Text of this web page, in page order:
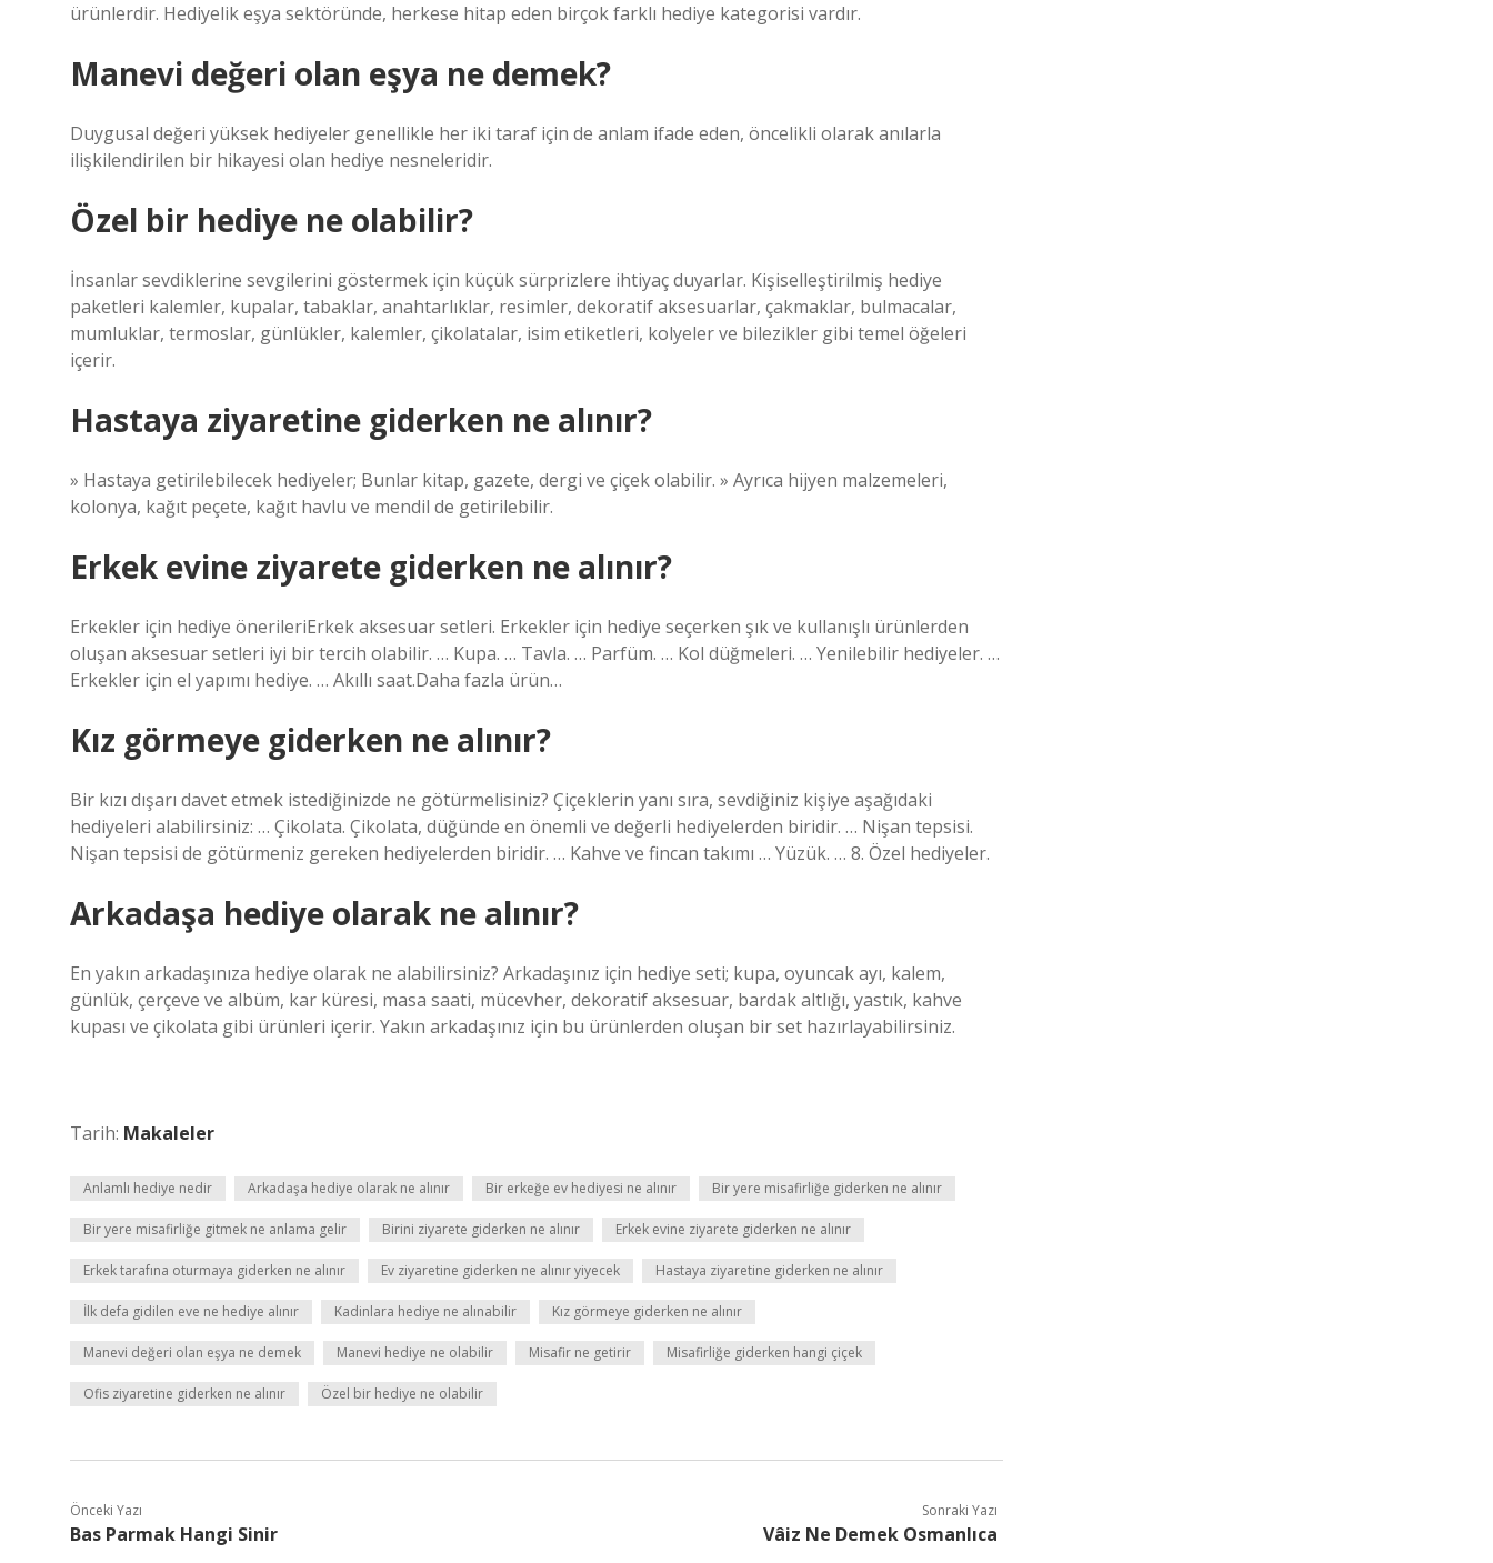
ürünlerdir. Hediyelik eşya sektöründe, herkese hitap eden birçok farklı hediye kategorisi vardır.
Manevi değeri olan eşya ne demek?
Duygusal değeri yüksek hediyeler genellikle her iki taraf için de anlam ifade eden, öncelikli olarak anılarla
ilişkilendirilen bir hikayesi olan hediye nesneleridir.
Özel bir hediye ne olabilir?
İnsanlar sevdiklerine sevgilerini göstermek için küçük sürprizlere ihtiyaç duyarlar. Kişiselleştirilmiş hediye
paketleri kalemler, kupalar, tabaklar, anahtarlıklar, resimler, dekoratif aksesuarlar, çakmaklar, bulmacalar,
mumluklar, termoslar, günlükler, kalemler, çikolatalar, isim etiketleri, kolyeler ve bilezikler gibi temel öğeleri
içerir.
Hastaya ziyaretine giderken ne alınır?
» Hastaya getirilebilecek hediyeler; Bunlar kitap, gazete, dergi ve çiçek olabilir. » Ayrıca hijyen malzemeleri,
kolonya, kağıt peçete, kağıt havlu ve mendil de getirilebilir.
Erkek evine ziyarete giderken ne alınır?
Erkekler için hediye önerileriErkek aksesuar setleri. Erkekler için hediye seçerken şık ve kullanışlı ürünlerden
oluşan aksesuar setleri iyi bir tercih olabilir. … Kupa. … Tavla. … Parfüm. … Kol düğmeleri. … Yenilebilir hediyeler. …
Erkekler için el yapımı hediye. … Akıllı saat.Daha fazla ürün…
Kız görmeye giderken ne alınır?
Bir kızı dışarı davet etmek istediğinizde ne götürmelisiniz? Çiçeklerin yanı sıra, sevdiğiniz kişiye aşağıdaki
hediyeleri alabilirsiniz: … Çikolata. Çikolata, düğünde en önemli ve değerli hediyelerden biridir. … Nişan tepsisi.
Nişan tepsisi de götürmeniz gereken hediyelerden biridir. … Kahve ve fincan takımı … Yüzük. … 8. Özel hediyeler.
Arkadaşa hediye olarak ne alınır?
En yakın arkadaşınıza hediye olarak ne alabilirsiniz? Arkadaşınız için hediye seti; kupa, oyuncak ayı, kalem,
günlük, çerçeve ve albüm, kar küresi, masa saati, mücevher, dekoratif aksesuar, bardak altlığı, yastık, kahve
kupası ve çikolata gibi ürünleri içerir. Yakın arkadaşınız için bu ürünlerden oluşan bir set hazırlayabilirsiniz.
Tarih: Makaleler
Anlamlı hediye nedir Arkadaşa hediye olarak ne alınır Bir erkeğe ev hediyesi ne alınır Bir yere misafirliğe giderken ne alınır
Bir yere misafirliğe gitmek ne anlama gelir Birini ziyarete giderken ne alınır Erkek evine ziyarete giderken ne alınır
Erkek tarafına oturmaya giderken ne alınır Ev ziyaretine giderken ne alınır yiyecek Hastaya ziyaretine giderken ne alınır
İlk defa gidilen eve ne hediye alınır Kadinlara hediye ne alınabilir Kız görmeye giderken ne alınır
Manevi değeri olan eşya ne demek Manevi hediye ne olabilir Misafir ne getirir Misafirliğe giderken hangi çiçek
Ofis ziyaretine giderken ne alınır Özel bir hediye ne olabilir
Önceki Yazı
Bas Parmak Hangi Sinir
Sonraki Yazı
Vâiz Ne Demek Osmanlıca